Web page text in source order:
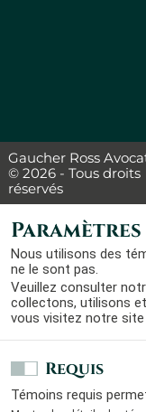
Nous utilisons des
ne le sont pas.
Veuillez consulter
collectons, utilisons
vous visitez notre site
Requis
Témoins requis
Gaucher Ross
© 2026 - Tous droits
réservés